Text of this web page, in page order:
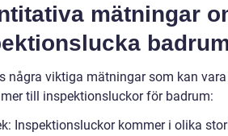
mätningar
några viktiga mätningar som kan
till inspektionsluckor för badrum:
Inspektionsluckor kommer i olika